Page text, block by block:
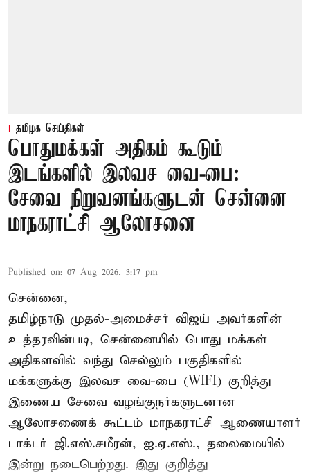
தமிழக செய்திகள்
பொதுமக்கள் அதிகம் கூடும்
இடங்களில் இலவச வை-பை:
சேவை நிறுவனங்களுடன் சென்னை
மாநகராட்சி ஆலோசனை
Published on: 07 Aug 2026, 3:17 pm
சென்னை,
தமிழ்நாடு முதல்-அமைச்சர் விஜய் அவர்களின்
உத்தரவின்படி, சென்னையில் பொது மக்கள்
அதிகளவில் வந்து செல்லும் பகுதிகளில்
மக்களுக்கு இலவச வை-பை (WIFI) குறித்து
இணைய சேவை வழங்குநர்களுடனான
ஆலோசணைக் கூட்டம் மாநகராட்சி ஆணையாளர்
டாக்டர் ஜி.எஸ்.சமீரன், ஐ.ஏ.எஸ்., தலைமையில்
இன்று நடைபெற்றது. இது குறித்து